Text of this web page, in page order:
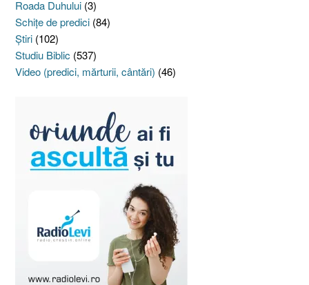
Roada Duhului (3)
Schiţe de predici (84)
Ştiri (102)
Studiu Biblic (537)
Video (predici, mărturii, cântări) (46)